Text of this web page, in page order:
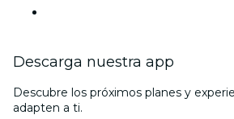
Descarga nuestra app
Descubre los próximos planes y
adapten a ti.